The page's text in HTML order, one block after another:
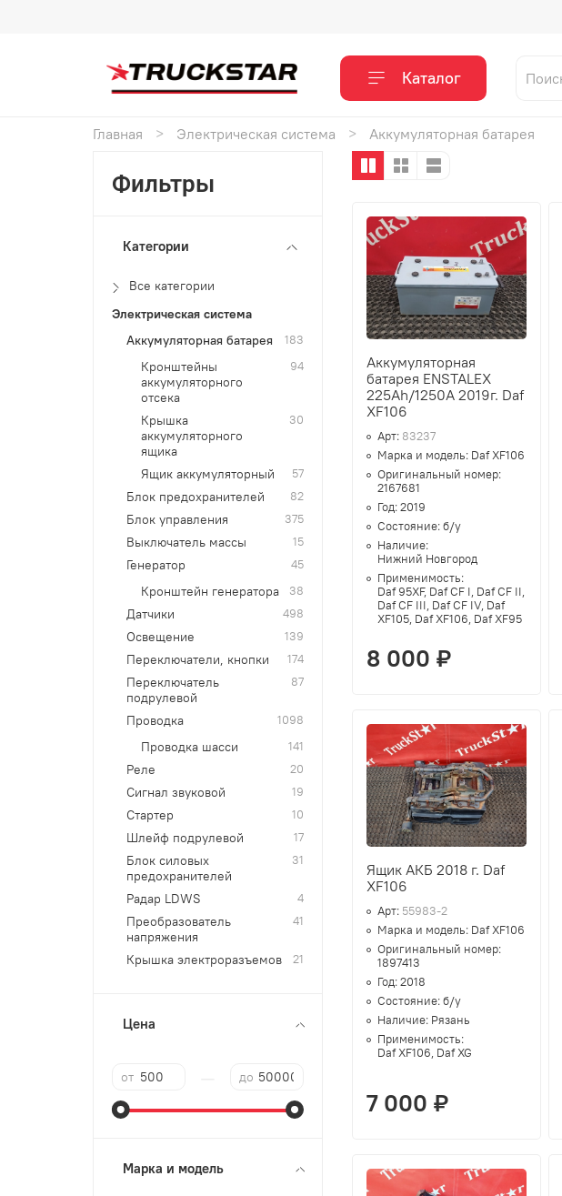
Каталог
Главная Электрическая система Аккумуляторная батарея
Аккумуляторная
батарея ENSTALEX
225Ah/1250A 2019г. Daf
XF106
Арт: 83237
Марка и модель: Daf XF106
Оригинальный номер:
2167681
Год:2019
Состояние:б/у
Наличие:
Нижний Новгород
Применимость:
Daf 95XF, Daf CF I, Daf CF II,
Daf CF III, Daf CF IV, Daf
XF105, Daf XF106, Daf XF95
8 000 ₽
Ящик АКБ 2018 г. Daf
XF106
Арт: 55983-2
Марка и модель: Daf XF106
Оригинальный номер:
1897413
Год:2018
Состояние:б/у
Наличие: Рязань
Применимость:
Daf XF106, Daf XG
7 000 ₽
Фильтры
Категории
Все категории
Электрическая система
Аккумуляторная батарея
183
Кронштейны
аккумуляторного
отсека
94
Крышка
аккумуляторного
ящика
30
Ящик аккумуляторный 57
Блок предохранителей 82
Блок управления 375
Выключатель массы 15
Генератор 45
Кронштейн генератора 38
Датчики 498
Освещение 139
Переключатели, кнопки 174
Переключатель
подрулевой
87
Проводка 1098
Проводка шасси 141
Реле 20
Сигнал звуковой 19
Стартер 10
Шлейф подрулевой 17
Блок силовых
предохранителей
31
Радар LDWS 4
Преобразователь
напряжения
41
Крышка электроразъемов 21
Цена
от до
Марка и модель